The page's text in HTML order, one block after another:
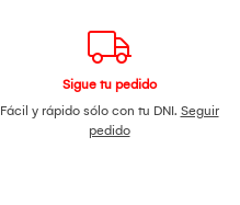
Sigue tu pedido
Fácil y rápido sólo con tu DNI. Seguir
pedido